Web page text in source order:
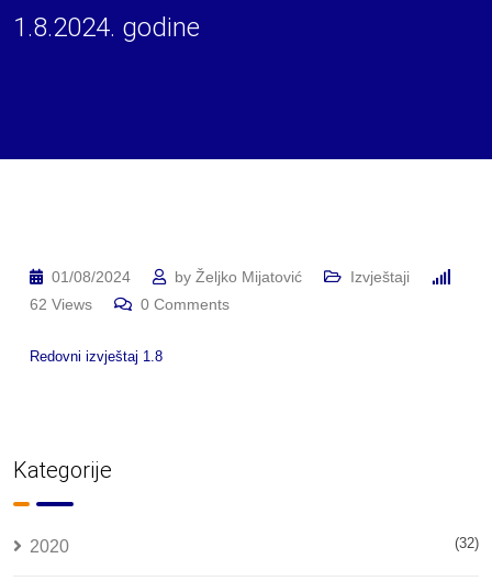
1.8.2024. godine
01/08/2024 by Željko Mijatović
Izvještaji
62 Views 0 Comments
Redovni izvještaj 1.8
Kategorije
2020 (32)